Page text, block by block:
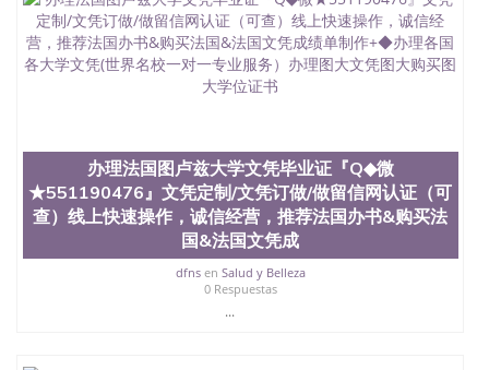
办理法国图卢兹大学文凭毕业证『Q◆微
★551190476』文凭定制/文凭订做/做留信网认证（可
查）线上快速操作，诚信经营，推荐法国办书&购买法
国&法国文凭成
dfnsen Salud y Belleza
0 Respuestas
...